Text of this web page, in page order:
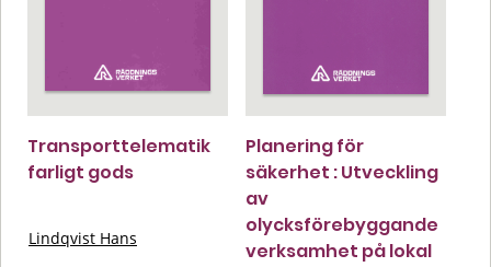
Transporttelematik
farligt gods
Lindqvist Hans
Planering för
säkerhet : Utveckling
av
olycksförebyggande
verksamhet på lokal